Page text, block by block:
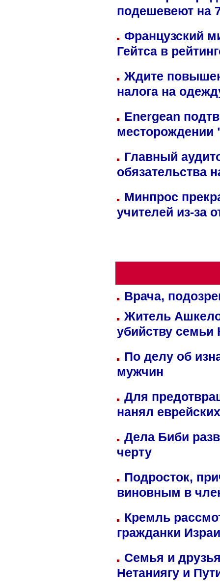
подешевеют на
Французский
Гейтса в
Ждите
налога на
Energean
Главный
обязательства
Минпрос
учителей из-за
Врача,
Житель
убийству семьи
По делу об
мужчин
Для
нанял
Дела Биби
черту
Подросток,
виновным в
Кремль
гражданки
Семья и
Нетаниягу и